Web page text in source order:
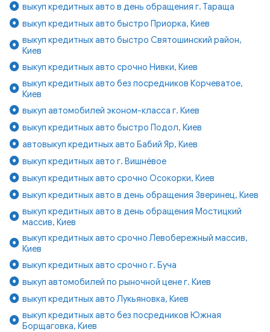
выкуп кредитных авто в день обращения г. Тараща
выкуп кредитных авто быстро Приорка, Киев
выкуп кредитных авто быстро Святошинский район,
Киев
выкуп кредитных авто срочно Нивки, Киев
выкуп кредитных авто без посредников Корчеватое,
Киев
выкуп автомобилей эконом-класса г. Киев
выкуп кредитных авто быстро Подол, Киев
автовыкуп кредитных авто Бабий Яр, Киев
выкуп кредитных авто г. Вишнёвое
выкуп кредитных авто срочно Осокорки, Киев
выкуп кредитных авто в день обращения Зверинец, Киев
выкуп кредитных авто в день обращения Мостицкий
массив, Киев
выкуп кредитных авто срочно Левобережный массив,
Киев
выкуп кредитных авто срочно г. Буча
выкуп автомобилей по рыночной цене г. Киев
выкуп кредитных авто Лукьяновка, Киев
выкуп кредитных авто без посредников Южная
Борщаговка, Киев